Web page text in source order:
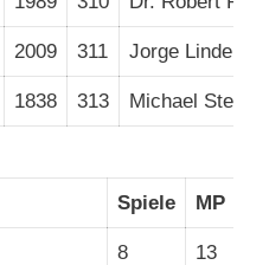
2009 311 Jorge Lindenau
1838 313 Michael Steiger
Spiele MP
8 13